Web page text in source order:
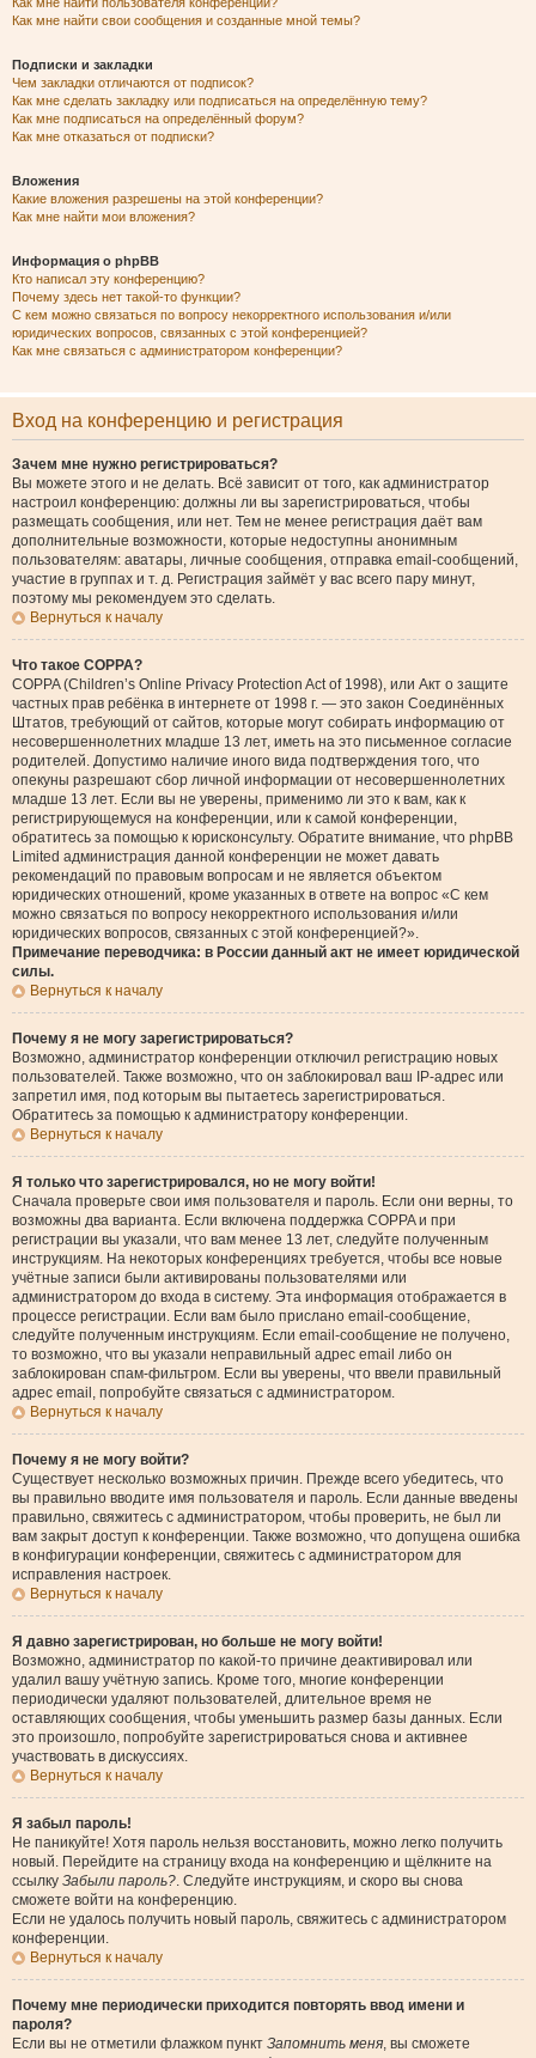
Как мне найти свои сообщения и созданные мной темы?
Подписки и закладки
Чем закладки отличаются от подписок?
Как мне сделать закладку или подписаться на определённую тему?
Как мне подписаться на определённый форум?
Как мне отказаться от подписки?
Вложения
Какие вложения разрешены на этой конференции?
Как мне найти мои вложения?
Информация о phpBB
Кто написал эту конференцию?
Почему здесь нет такой-то функции?
С кем можно связаться по вопросу некорректного использования и/или
юридических вопросов, связанных с этой конференцией?
Как мне связаться с администратором конференции?
Вход на конференцию и регистрация
Зачем мне нужно регистрироваться?
Вы можете этого и не делать. Всё зависит от того, как администратор
настроил конференцию: должны ли вы зарегистрироваться, чтобы
размещать сообщения, или нет. Тем не менее регистрация даёт вам
дополнительные возможности, которые недоступны анонимным
пользователям: аватары, личные сообщения, отправка email-сообщений,
участие в группах и т. д. Регистрация займёт у вас всего пару минут,
поэтому мы рекомендуем это сделать.
Вернуться к началу
Что такое COPPA?
COPPA (Children’s Online Privacy Protection Act of 1998), или Акт о защите
частных прав ребёнка в интернете от 1998 г. — это закон Соединённых
Штатов, требующий от сайтов, которые могут собирать информацию от
несовершеннолетних младше 13 лет, иметь на это письменное согласие
родителей. Допустимо наличие иного вида подтверждения того, что
опекуны разрешают сбор личной информации от несовершеннолетних
младше 13 лет. Если вы не уверены, применимо ли это к вам, как к
регистрирующемуся на конференции, или к самой конференции,
обратитесь за помощью к юрисконсульту. Обратите внимание, что phpBB
Limited администрация данной конференции не может давать
рекомендаций по правовым вопросам и не является объектом
юридических отношений, кроме указанных в ответе на вопрос «С кем
можно связаться по вопросу некорректного использования и/или
юридических вопросов, связанных с этой конференцией?».
Примечание переводчика: в России данный акт не имеет юридической
силы.
Вернуться к началу
Почему я не могу зарегистрироваться?
Возможно, администратор конференции отключил регистрацию новых
пользователей. Также возможно, что он заблокировал ваш IP-адрес или
запретил имя, под которым вы пытаетесь зарегистрироваться.
Обратитесь за помощью к администратору конференции.
Вернуться к началу
Я только что зарегистрировался, но не могу войти!
Сначала проверьте свои имя пользователя и пароль. Если они верны, то
возможны два варианта. Если включена поддержка COPPA и при
регистрации вы указали, что вам менее 13 лет, следуйте полученным
инструкциям. На некоторых конференциях требуется, чтобы все новые
учётные записи были активированы пользователями или
администратором до входа в систему. Эта информация отображается в
процессе регистрации. Если вам было прислано email-сообщение,
следуйте полученным инструкциям. Если email-сообщение не получено,
то возможно, что вы указали неправильный адрес email либо он
заблокирован спам-фильтром. Если вы уверены, что ввели правильный
адрес email, попробуйте связаться с администратором.
Вернуться к началу
Почему я не могу войти?
Существует несколько возможных причин. Прежде всего убедитесь, что
вы правильно вводите имя пользователя и пароль. Если данные введены
правильно, свяжитесь с администратором, чтобы проверить, не был ли
вам закрыт доступ к конференции. Также возможно, что допущена ошибка
в конфигурации конференции, свяжитесь с администратором для
исправления настроек.
Вернуться к началу
Я давно зарегистрирован, но больше не могу войти!
Возможно, администратор по какой-то причине деактивировал или
удалил вашу учётную запись. Кроме того, многие конференции
периодически удаляют пользователей, длительное время не
оставляющих сообщения, чтобы уменьшить размер базы данных. Если
это произошло, попробуйте зарегистрироваться снова и активнее
участвовать в дискуссиях.
Вернуться к началу
Я забыл пароль!
Не паникуйте! Хотя пароль нельзя восстановить, можно легко получить
новый. Перейдите на страницу входа на конференцию и щёлкните на
ссылку Забыли пароль?. Следуйте инструкциям, и скоро вы снова
сможете войти на конференцию.
Если не удалось получить новый пароль, свяжитесь с администратором
конференции.
Вернуться к началу
Почему мне периодически приходится повторять ввод имени и
пароля?
Если вы не отметили флажком пункт Запомнить меня, вы сможете